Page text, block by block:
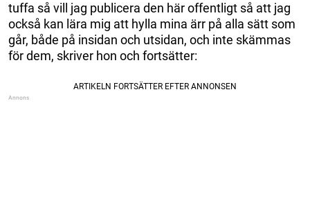
tuffa så vill jag publicera den här offentligt så att jag
också kan lära mig att hylla mina ärr på alla sätt som
går, både på insidan och utsidan, och inte skämmas
för dem, skriver hon och fortsätter: